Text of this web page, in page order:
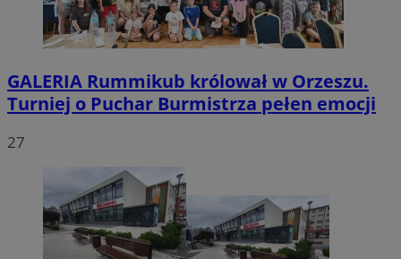
GALERIA Rummikub królował w Orzeszu.
Turniej o Puchar Burmistrza pełen emocji
27